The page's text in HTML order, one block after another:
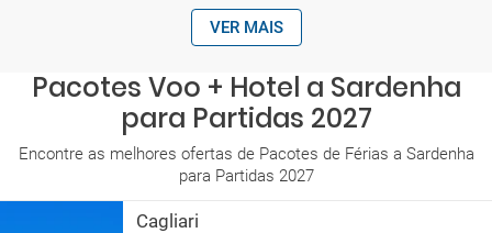
VER MAIS
Pacotes Voo + Hotel a Sardenha
para Partidas 2027
Encontre as melhores ofertas de Pacotes de Férias a Sardenha
para Partidas 2027
Cagliari